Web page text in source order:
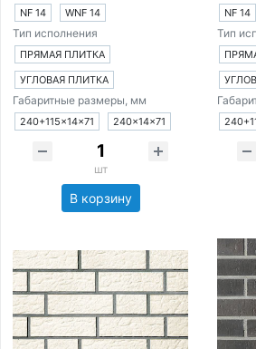
NF 14 WNF 14
Тип исполнения
ПРЯМАЯ ПЛИТКА
УГЛОВАЯ ПЛИТКА
Габаритные размеры, мм
240+115×14×71 240×14×71
шт
В корзину
NF 14
Тип